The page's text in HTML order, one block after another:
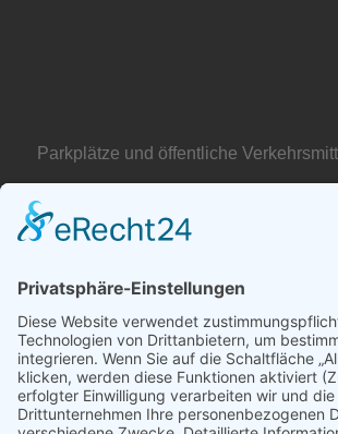
Parkplätze und öffentliche
SO FINDEN SIE ZU UNS: